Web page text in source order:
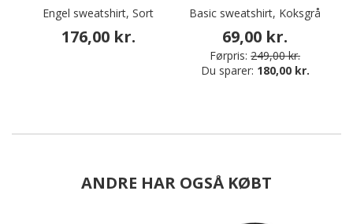
Engel sweatshirt, Sort
176,00 kr.
Basic sweatshirt, Koksgrå
69,00 kr.
Førpris: 249,00 kr.
Du sparer: 180,00 kr.
ANDRE HAR OGSÅ KØBT